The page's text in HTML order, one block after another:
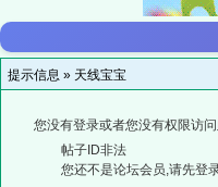
提示信息 » 天线宝宝
您没有登录或者您没有权限访
帖子ID非法
您还不是论坛会员,请先登